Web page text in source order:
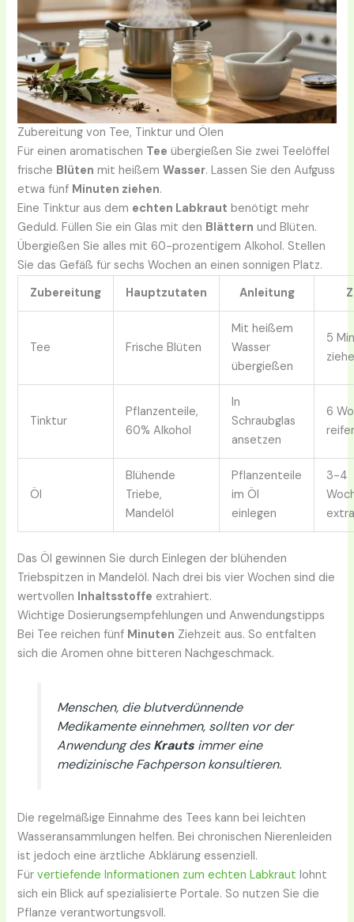
Zubereitung von Tee, Tinktur und Ölen
Für einen aromatischen Tee übergießen Sie zwei Teelöffel
frische Blüten mit heißemWasser. Lassen Sie den Aufguss
etwa fünf Minuten ziehen.
Eine Tinktur aus dem echten Labkraut benötigt mehr
Geduld. Füllen Sie ein Glas mit den Blättern und Blüten.
Übergießen Sie alles mit 60-prozentigem Alkohol. Stellen
Sie das Gefäß für sechs Wochen an einen sonnigen Platz.
Zubereitung
Hauptzutaten Anleitung
Tee Frische Blüten
Mit heißem
Wasser
übergießen
5
Tinktur
Pflanzenteile,
60% Alkohol
In
Schraubglas
ansetzen
6
Öl
Blühende
Triebe,
Mandelöl
Pflanzenteile
im Öl
einlegen
3-4
Das Öl gewinnen Sie durch Einlegen der blühenden
Triebspitzen in Mandelöl. Nach drei bis vier Wochen sind die
wertvollen Inhaltsstoffe extrahiert.
Wichtige Dosierungsempfehlungen und Anwendungstipps
Bei Tee reichen fünf Minuten Ziehzeit aus. So entfalten
sich die Aromen ohne bitteren Nachgeschmack.
Menschen, die blutverdünnende
Medikamente einnehmen, sollten vor der
Anwendung desKrautsimmer eine
medizinische Fachperson konsultieren.
Die regelmäßige Einnahme des Tees kann bei leichten
Wasseransammlungen helfen. Bei chronischen Nierenleiden
ist jedoch eine ärztliche Abklärung essenziell.
Fürvertiefende Informationen zum echten Labkraut lohnt
sich ein Blick auf spezialisierte Portale. So nutzen Sie die
Pflanze verantwortungsvoll.